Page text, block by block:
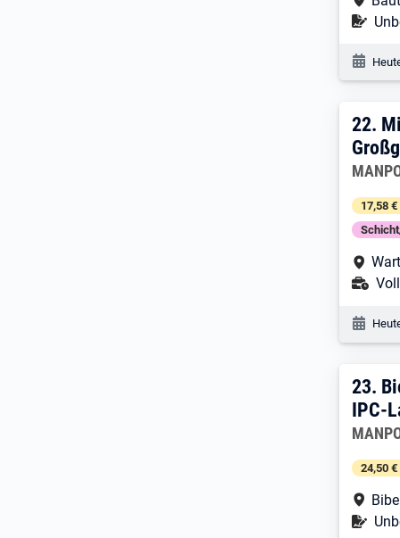
22.
22.
17,58
23.
23.
IPC-
24,50